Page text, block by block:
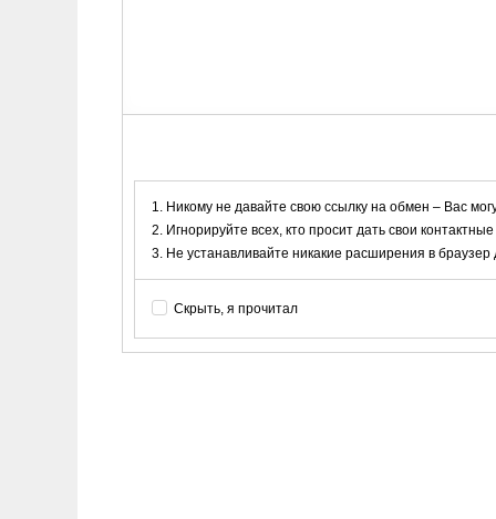
Никому не давайте свою ссылку на обмен – Вас
Игнорируйте всех, кто просит дать свои
Не устанавливайте никакие расширения в
Скрыть, я прочитал